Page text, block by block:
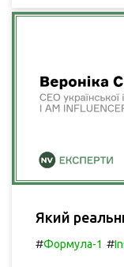
Який
#Формула-1 #